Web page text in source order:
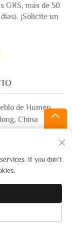
GRS, más de 50
¡Solicite un
de Humen,
China
If you don't